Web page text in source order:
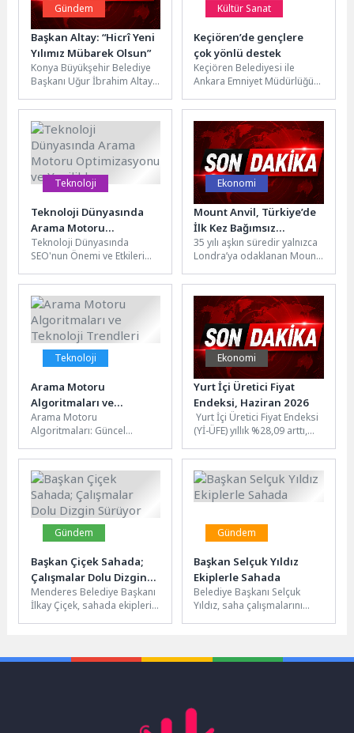
Gündem
Başkan Altay: “Hicrî Yeni
Yılımız Mübarek Olsun”
Konya Büyükşehir Belediye
Başkanı Uğur İbrahim Altay,
yılını ve Muharrem ayını...
Kültür Sanat
Keçiören’de gençlere
çok yönlü destek
Keçiören Belediyesi ile
Ankara Emniyet Müdürlüğü
Şube Müdürlüğü iş birliğinde
gençlere yönelik...
Teknoloji
Teknoloji Dünyasında
Arama Motoru
Optimizasyonu ve
Yenilikler
Teknoloji Dünyasında
SEO'nun Önemi ve Etkileri
(Search Engine Optimization
- Arama Motoru...
Ekonomi
Mount Anvil, Türkiye’de
İlk Kez Bağımsız
Operasyon Modeline
Geçti
35 yılı aşkın süredir yalnızca
Londra’ya odaklanan Mount
teslim performansı...
Teknoloji
Arama Motoru
Algoritmaları ve
Teknoloji Trendleri
Arama Motoru
Algoritmaları: Güncel
Arama motoru algoritmaları
sürekli olarak gelişmekte ve
değişmektedir....
Ekonomi
Yurt İçi Üretici Fiyat
Endeksi, Haziran 2026
Yurt İçi Üretici Fiyat Endeksi
(Yİ-ÜFE) yıllık %28,09 arttı,
(2003=100) 2026 yılı...
Gündem
Başkan Çiçek Sahada;
Çalışmalar Dolu Dizgin
Sürüyor
Menderes Belediye Başkanı
İlkay Çiçek, sahada ekipleri
Gündem
Başkan Selçuk Yıldız
Ekiplerle Sahada
Belediye Başkanı Selçuk
Yıldız, saha çalışmalarını